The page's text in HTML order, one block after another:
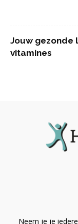
Jouw gezonde
vitamines
Neem je je